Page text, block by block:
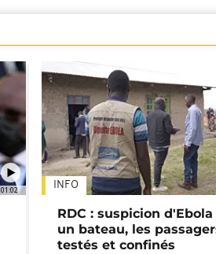
01:02 INFO
RDC : suspicion
un bateau, les
testés et confinés